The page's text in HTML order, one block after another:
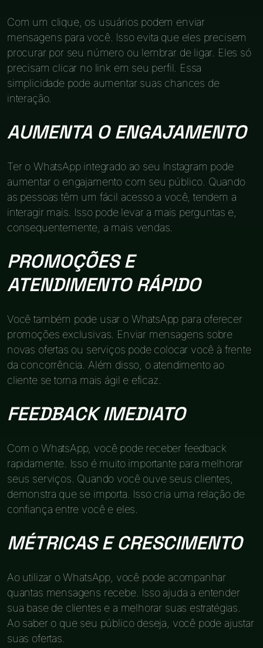
Com um clique, os usuários podem enviar
mensagens para você. Isso evita que eles precisem
procurar por seu número ou lembrar de ligar. Eles só
precisam clicar no link em seu perfil. Essa
simplicidade pode aumentar suas chances de
interação.
AUMENTA O ENGAJAMENTO
Ter o WhatsApp integrado ao seu Instagram pode
aumentar o engajamento com seu público. Quando
as pessoas têm um fácil acesso a você, tendem a
interagir mais. Isso pode levar a mais perguntas e,
consequentemente, a mais vendas.
PROMOÇÕES E
ATENDIMENTO RÁPIDO
Você também pode usar o WhatsApp para oferecer
promoções exclusivas. Enviar mensagens sobre
novas ofertas ou serviços pode colocar você à frente
da concorrência. Além disso, o atendimento ao
cliente se torna mais ágil e eficaz.
FEEDBACK IMEDIATO
Com o WhatsApp, você pode receber feedback
rapidamente. Isso é muito importante para melhorar
seus serviços. Quando você ouve seus clientes,
demonstra que se importa. Isso cria uma relação de
confiança entre você e eles.
MÉTRICAS E CRESCIMENTO
Ao utilizar o WhatsApp, você pode acompanhar
quantas mensagens recebe. Isso ajuda a entender
sua base de clientes e a melhorar suas estratégias.
Ao saber o que seu público deseja, você pode ajustar
suas ofertas.